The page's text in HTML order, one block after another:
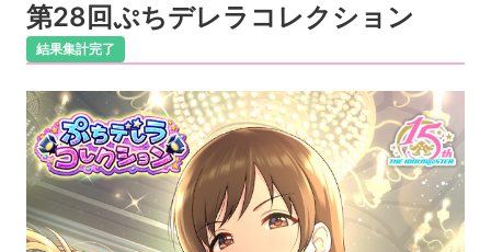
第28回ぷちデレラコレクション
結果集計完了